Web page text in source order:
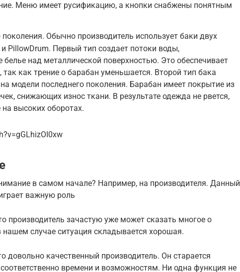
Меню имеет русификацию, а кнопки снабжены понятным
Обычно производитель использует баки двух
PillowDrum. Первый тип создает потоки воды,
над металлической поверхностью. Это обеспечивает
как трение о барабан уменьшается. Второй тип бака
модели последнего поколения. Барабан имеет покрытие из
снижающих износ ткани. В результате одежда не рвется,
высоких оборотах.
в самом начале? Например, на производителя. Данный
важную роль
производитель зачастую уже может сказать многое о
нашем случае ситуация складывается хорошая.
довольно качественный производитель. Он старается
времени и возможностям. Ни одна функция не